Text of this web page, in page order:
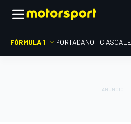
FÓRMULA 1 PORTADANOTICIAS